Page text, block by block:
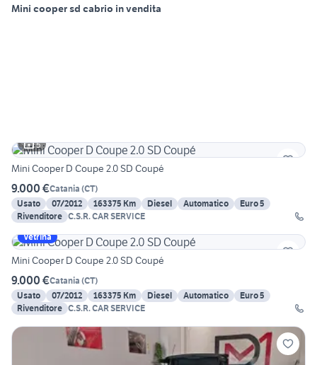
Mini cooper sd cabrio in vendita
5
Mini Cooper D Coupe 2.0 SD Coupé
9.000 €Catania (CT)
Usato
07/2012 163375 Km Diesel Automatico
Euro 5
Rivenditore C.S.R. CAR SERVICE
Vetrina
Mini Cooper D Coupe 2.0 SD Coupé
9.000 €Catania (CT)
Usato
07/2012 163375 Km Diesel Automatico
Euro 5
Rivenditore C.S.R. CAR SERVICE